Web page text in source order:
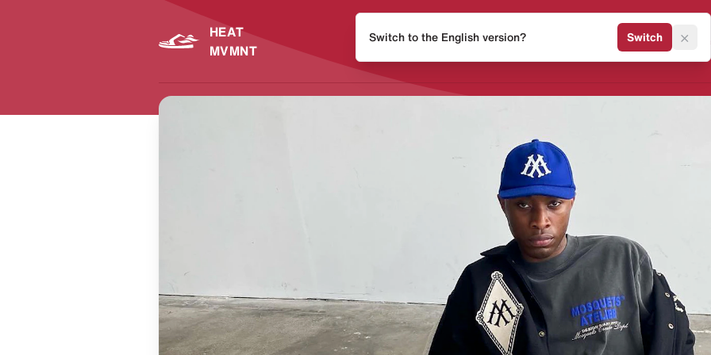
HEAT
MVMNT
Release Kalender Sneaker
Switch to the English version? Switch ×